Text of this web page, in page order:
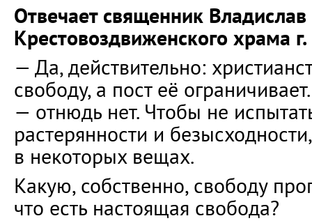
Отвечает священник
Крестовоздвиженского храма г.
— Да, действительно:
свободу, а пост её
— отнюдь нет. Чтобы не
растерянности и
в некоторых вещах.
Какую, собственно, свободу
что есть настоящая свобода?